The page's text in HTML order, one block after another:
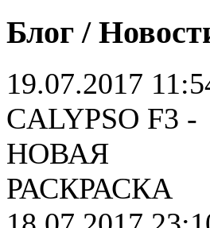
Блог /
19.07.2017
CALYPSO F3 -
НОВАЯ
РАСКРАСКА